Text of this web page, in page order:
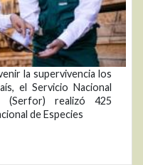
la supervivencia los
el Servicio Nacional
(Serfor) realizó 425
de Especies